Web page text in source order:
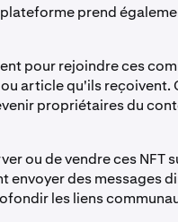
plateforme prend
pour rejoindre ces
article qu'ils
propriétaires du
ou de vendre ces NFT
envoyer des messages
les liens